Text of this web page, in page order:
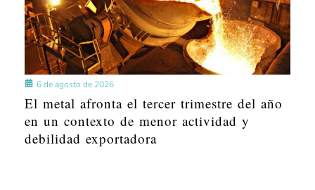
6 de agosto de 2026
El metal afronta el tercer trimestre del año
en un contexto de menor actividad y
debilidad exportadora